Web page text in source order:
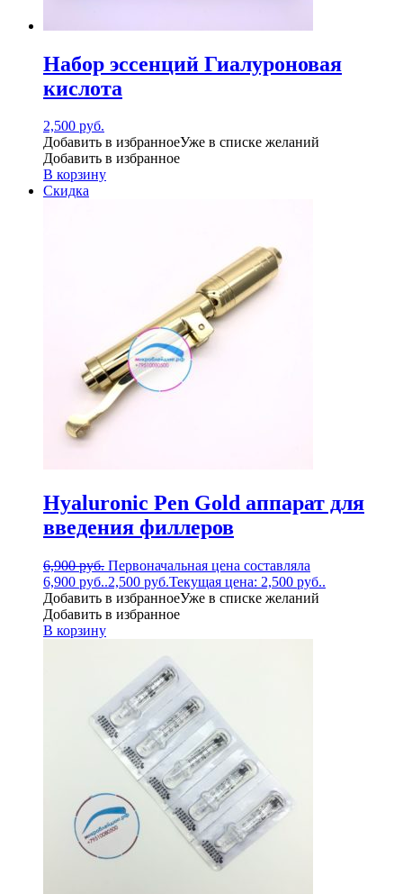
Набор эссенций Гиалуроновая
кислота
2,500 руб.
Добавить в избранноеУже в списке желаний
Добавить в избранное
В корзину
Скидка
Hyaluronic Pen Gold аппарат для
введения филлеров
6,900руб. Первоначальная цена составляла
6,900 руб..2,500 руб.Текущая цена: 2,500 руб..
Добавить в избранноеУже в списке желаний
Добавить в избранное
В корзину